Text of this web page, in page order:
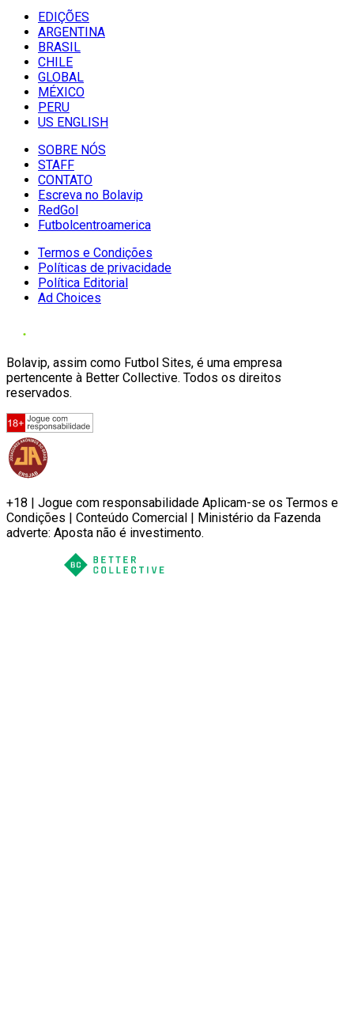
EDIÇÕES
ARGENTINA
BRASIL
CHILE
GLOBAL
MÉXICO
PERU
US ENGLISH
SOBRE NÓS
STAFF
CONTATO
Escreva no Bolavip
RedGol
Futbolcentroamerica
Termos e Condições
Políticas de privacidade
Política Editorial
Ad Choices
Bolavip, assim como Futbol Sites, é uma empresa
pertencente à Better Collective. Todos os direitos
reservados.
+18 | Jogue com responsabilidade Aplicam-se os Termos e
Condições | Conteúdo Comercial | Ministério da Fazenda
adverte: Aposta não é investimento.